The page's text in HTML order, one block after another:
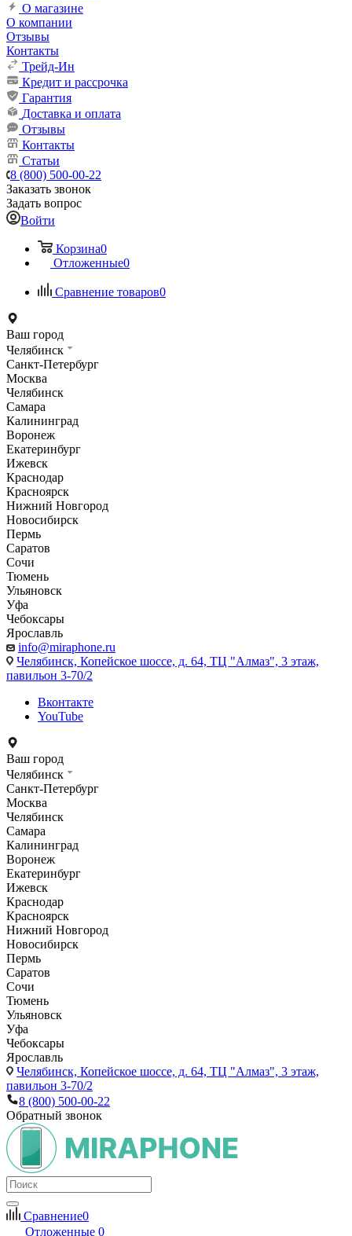
О магазине
О компании
Отзывы
Контакты
Трейд-Ин
Кредит и рассрочка
Гарантия
Доставка и оплата
Отзывы
Контакты
Статьи
8 (800) 500-00-22
Заказать звонок
Задать вопрос
Войти
Корзина0
Отложенные0
Сравнение товаров0
Ваш город
Челябинск
Санкт-Петербург
Москва
Челябинск
Самара
Калининград
Воронеж
Екатеринбург
Ижевск
Краснодар
Красноярск
Нижний Новгород
Новосибирск
Пермь
Саратов
Сочи
Тюмень
Ульяновск
Уфа
Чебоксары
Ярославль
info@miraphone.ru
Челябинск, Копейское шоссе, д. 64, ТЦ "Алмаз", 3 этаж,
павильон 3-70/2
Вконтакте
YouTube
Ваш город
Челябинск
Санкт-Петербург
Москва
Челябинск
Самара
Калининград
Воронеж
Екатеринбург
Ижевск
Краснодар
Красноярск
Нижний Новгород
Новосибирск
Пермь
Саратов
Сочи
Тюмень
Ульяновск
Уфа
Чебоксары
Ярославль
Челябинск, Копейское шоссе, д. 64, ТЦ "Алмаз", 3 этаж,
павильон 3-70/2
8 (800) 500-00-22
Обратный звонок
Сравнение0
Отложенные 0